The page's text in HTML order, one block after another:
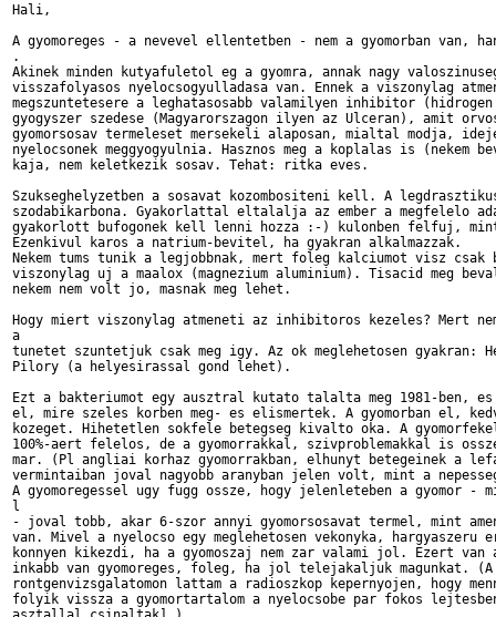
Hali,
A gyomoreges - a nevevel ellentetben - nem a gyomorban van,
.
Akinek minden kutyafuletol eg a gyomra, annak nagy
visszafolyasos nyelocsogyulladasa van. Ennek a viszonylag
megszuntetesere a leghatasosabb valamilyen inhibitor
gyogyszer szedese (Magyarorszagon ilyen az Ulceran), amit
gyomorsosav termeleset mersekeli alaposan, mialtal modja,
nyelocsonek meggyogyulnia. Hasznos meg a koplalas is (nekem
kaja, nem keletkezik sosav. Tehat: ritka eves.
Szukseghelyzetben a sosavat kozombositeni kell. A
szodabikarbona. Gyakorlattal eltalalja az ember a megfelelo
gyakorlott bufogonek kell lenni hozza :-) kulonben felfuj,
Ezenkivul karos a natrium-bevitel, ha gyakran alkalmazzak.
Nekem tums tunik a legjobbnak, mert foleg kalciumot visz csak
viszonylag uj a maalox (magnezium aluminium). Tisacid meg
nekem nem volt jo, masnak meg lehet.
Hogy miert viszonylag atmeneti az inhibitoros kezeles? Mert
a
tunetet szuntetjuk csak meg igy. Az ok meglehetosen gyakran:
Pilory (a helyesirassal gond lehet).
Ezt a bakteriumot egy ausztral kutato talalta meg 1981-ben,
el, mire szeles korben meg- es elismertek. A gyomorban el,
kozeget. Hihetetlen sokfele betegseg kivalto oka. A
100%-aert felelos, de a gyomorrakkal, szivproblemakkal is
mar. (Pl angliai korhaz gyomorrakban, elhunyt betegeinek a
vermintaiban joval nagyobb aranyban jelen volt, mint a
A gyomoregessel ugy fugg ossze, hogy jelenleteben a gyomor -
l
- joval tobb, akar 6-szor annyi gyomorsosavat termel, mint
van. Mivel a nyelocso egy meglehetosen vekonyka, hargyaszeru
konnyen kikezdi, ha a gyomoszaj nem zar valami jol. Ezert van
inkabb van gyomoreges, foleg, ha jol telejakaljuk magunkat.
rontgenvizsgalatomon lattam a radioszkop kepernyojen, hogy
folyik vissza a gyomortartalom a nyelocsobe par fokos